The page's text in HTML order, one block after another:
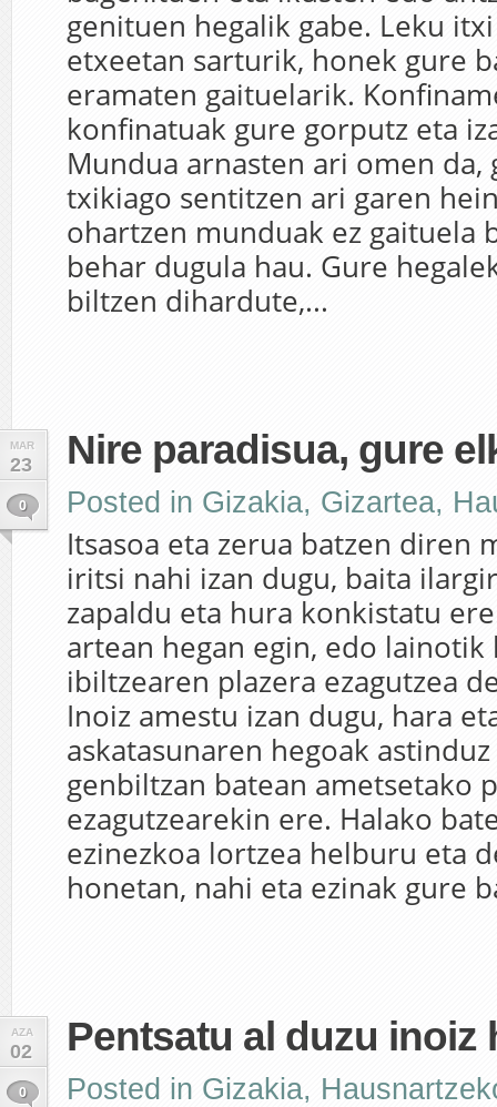
genituen hegalik gabe. Leku
etxeetan sarturik, honek gure
eramaten gaituelarik.
konfinatuak gure gorputz eta
Mundua arnasten ari omen da,
txikiago sentitzen ari garen
ohartzen munduak ez gaituela
behar dugula hau. Gure
biltzen dihardute,...
MAR
23
0
Nire paradisua, gure
Posted in Gizakia, Gizartea,
Itsasoa eta zerua batzen diren
iritsi nahi izan dugu, baita
zapaldu eta hura konkistatu
artean hegan egin, edo lainotik
ibiltzearen plazera ezagutzea
Inoiz amestu izan dugu, hara
askatasunaren hegoak
genbiltzan batean ametsetako
ezagutzearekin ere. Halako
ezinezkoa lortzea helburu eta
honetan, nahi eta ezinak gure
AZA
02
0
Pentsatu al duzu inoiz
Posted in Gizakia,